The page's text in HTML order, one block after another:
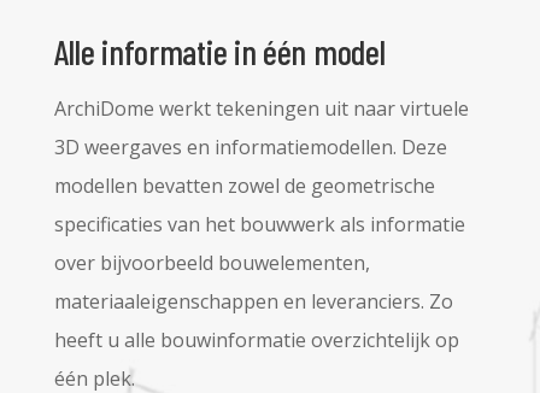
Alle informatie in één model
ArchiDome werkt tekeningen uit naar virtuele
3D weergaves en informatiemodellen. Deze
modellen bevatten zowel de geometrische
specificaties van het bouwwerk als informatie
over bijvoorbeeld bouwelementen,
materiaaleigenschappen en leveranciers. Zo
heeft u alle bouwinformatie overzichtelijk op
één plek.